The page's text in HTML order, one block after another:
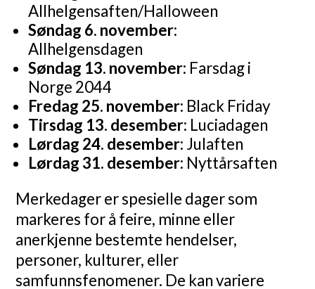
Allhelgensaften/Halloween
Søndag 6. november:
Allhelgensdagen
Søndag 13. november: Farsdag i
Norge 2044
Fredag 25. november: Black Friday
Tirsdag 13. desember: Luciadagen
Lørdag 24. desember: Julaften
Lørdag 31. desember: Nyttårsaften
Merkedager er spesielle dager som
markeres for å feire, minne eller
anerkjenne bestemte hendelser,
personer, kulturer, eller
samfunnsfenomener. De kan variere